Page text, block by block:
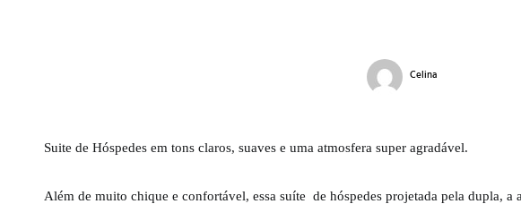
Celina
Suite de Hóspedes em tons claros, suaves e uma atmosfera super agradável.
Além de muito chique e confortável, essa suíte de hóspedes projetada pela dupla, a